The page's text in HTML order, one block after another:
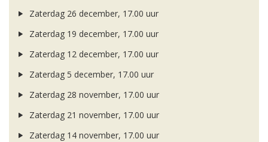
Zaterdag 26 december, 17.00 uur
Zaterdag 19 december, 17.00 uur
Zaterdag 12 december, 17.00 uur
Zaterdag 5 december, 17.00 uur
Zaterdag 28 november, 17.00 uur
Zaterdag 21 november, 17.00 uur
Zaterdag 14 november, 17.00 uur